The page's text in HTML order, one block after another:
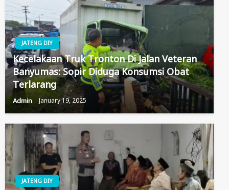
JATENG DIY
Kecelakaan Truk Tronton Di Jalan Veteran
Banyumas: Sopir Diduga Konsumsi Obat
Terlarang
Admin January 19, 2025
JATENG DIY